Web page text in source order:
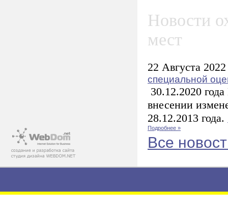
Новости
мест
22 Августа 2022
специальной
30.12.2020
внесении
28.12.2013 года.
Подробнее »
Все